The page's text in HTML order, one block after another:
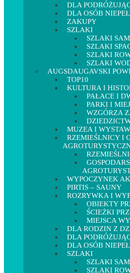
DLA
DLA OSÓB
ZAKUPY
SZLAKI
SZLAKI
SZLAKI
SZLAKI
SZLAKI
AUGSDAUGAVSKI
TOP10
KULTURA I
PAŁACE I
PARKI I
WZGÓRZA
MUZEA I
RZEMIEŚLNICY I
WYPOCZYNEK
PIRTIS – SAUNY
ROZRYWKA I
OBIEKTY
ŚCIEŻKI
MIEJSCA
DLA RODZIN Z
DLA
DLA OSÓB
SZLAKI
SZLAKI
SZLAKI